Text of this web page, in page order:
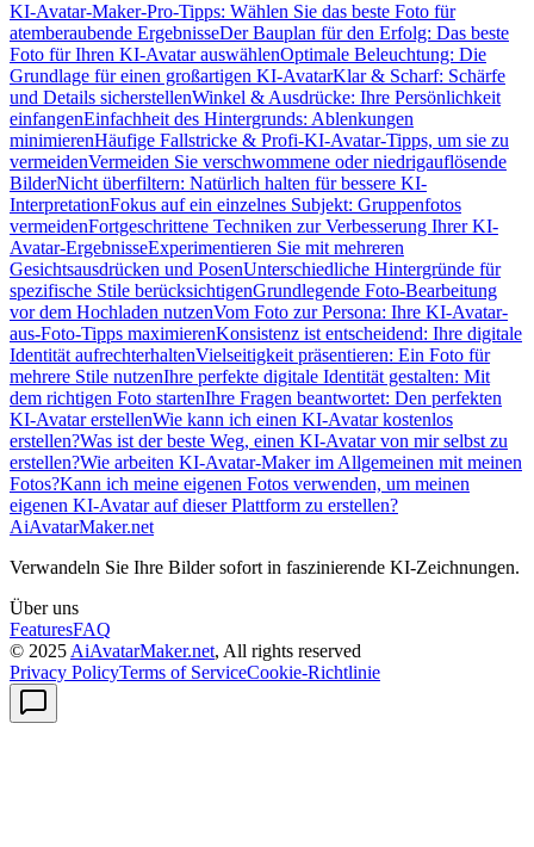
KI-Avatar-Maker-Pro-Tipps: Wählen Sie das beste Foto für
atemberaubende ErgebnisseDer Bauplan für den Erfolg: Das beste
Foto für Ihren KI-Avatar auswählenOptimale Beleuchtung: Die
Grundlage für einen großartigen KI-AvatarKlar & Scharf: Schärfe
und Details sicherstellenWinkel & Ausdrücke: Ihre Persönlichkeit
einfangenEinfachheit des Hintergrunds: Ablenkungen
minimierenHäufige Fallstricke & Profi-KI-Avatar-Tipps, um sie zu
vermeidenVermeiden Sie verschwommene oder niedrigauflösende
BilderNicht überfiltern: Natürlich halten für bessere KI-
InterpretationFokus auf ein einzelnes Subjekt: Gruppenfotos
vermeidenFortgeschrittene Techniken zur Verbesserung Ihrer KI-
Avatar-ErgebnisseExperimentieren Sie mit mehreren
Gesichtsausdrücken und PosenUnterschiedliche Hintergründe für
spezifische Stile berücksichtigenGrundlegende Foto-Bearbeitung
vor dem Hochladen nutzenVom Foto zur Persona: Ihre KI-Avatar-
aus-Foto-Tipps maximierenKonsistenz ist entscheidend: Ihre digitale
Identität aufrechterhaltenVielseitigkeit präsentieren: Ein Foto für
mehrere Stile nutzenIhre perfekte digitale Identität gestalten: Mit
dem richtigen Foto startenIhre Fragen beantwortet: Den perfekten
KI-Avatar erstellenWie kann ich einen KI-Avatar kostenlos
erstellen?Was ist der beste Weg, einen KI-Avatar von mir selbst zu
erstellen?Wie arbeiten KI-Avatar-Maker im Allgemeinen mit meinen
Fotos?Kann ich meine eigenen Fotos verwenden, um meinen
eigenen KI-Avatar auf dieser Plattform zu erstellen?
AiAvatarMaker.net
Verwandeln Sie Ihre Bilder sofort in faszinierende KI-Zeichnungen.
Über uns
FeaturesFAQ
© 2025AiAvatarMaker.net, All rights reserved
Privacy PolicyTerms of ServiceCookie-Richtlinie